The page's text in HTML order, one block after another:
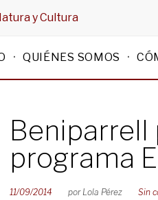
y Cultura
QUIÉNES SOMOS
Beniparrell
programa
11/09/2014 por Lola Pérez Sin